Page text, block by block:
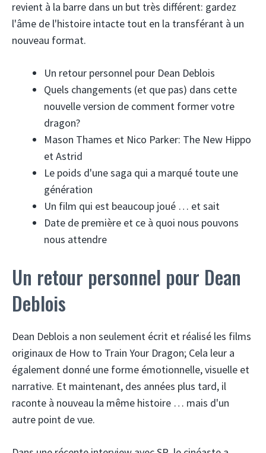
revient à la barre dans un but très différent: gardez
l'âme de l'histoire intacte tout en la transférant à un
nouveau format.
Un retour personnel pour Dean Deblois
Quels changements (et que pas) dans cette
nouvelle version de comment former votre
dragon?
Mason Thames et Nico Parker: The New Hippo
et Astrid
Le poids d'une saga qui a marqué toute une
génération
Un film qui est beaucoup joué … et sait
Date de première et ce à quoi nous pouvons
nous attendre
Un retour personnel pour Dean
Deblois
Dean Deblois a non seulement écrit et réalisé les films
originaux de How to Train Your Dragon; Cela leur a
également donné une forme émotionnelle, visuelle et
narrative. Et maintenant, des années plus tard, il
raconte à nouveau la même histoire … mais d'un
autre point de vue.